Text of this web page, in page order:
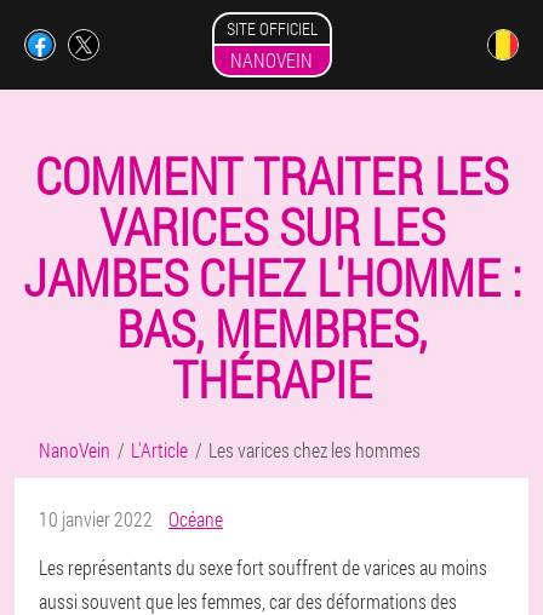
SITE OFFICIEL
NANOVEIN
COMMENT TRAITER LES
VARICES SUR LES
JAMBES CHEZ L'HOMME :
BAS, MEMBRES,
THÉRAPIE
NanoVein L'Article Les varices chez les hommes
10 janvier 2022
Océane
Les représentants du sexe fort souffrent de varices au moins
aussi souvent que les femmes, car des déformations des